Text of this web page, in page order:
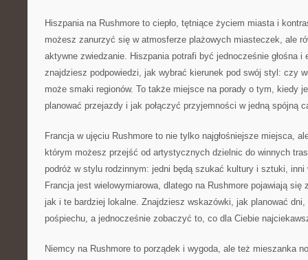
Hiszpania na Rushmore to ciepło, tętniące życiem miasta i
możesz zanurzyć się w atmosferze plażowych miasteczek, ale
aktywne zwiedzanie. Hiszpania potrafi być jednocześnie głośna i
znajdziesz podpowiedzi, jak wybrać kierunek pod swój styl: czy
może smaki regionów. To także miejsce na porady o tym, kiedy
planować przejazdy i jak połączyć przyjemności w jedną spójną
Francja w ujęciu Rushmore to nie tylko najgłośniejsze miejsca,
którym możesz przejść od artystycznych dzielnic do winnych
podróż w stylu rodzinnym: jedni będą szukać kultury i sztuki, inni
Francja jest wielowymiarowa, dlatego na Rushmore pojawiają
jak i te bardziej lokalne. Znajdziesz wskazówki, jak planować dni,
pośpiechu, a jednocześnie zobaczyć to, co dla Ciebie
Niemcy na Rushmore to porządek i wygoda, ale też mieszanka